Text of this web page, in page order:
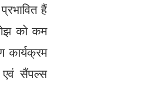
हैं
को कम
कार्यक्रम
सैंपल्स